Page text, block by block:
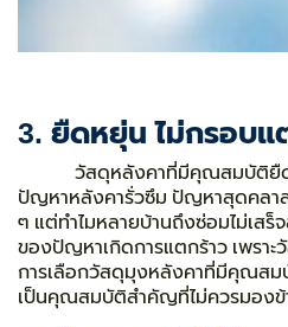
3. ยืดหยุ่น ไม่กรอบแ
วัสดุหลังคาที่มีคุณสมบัติยืดห
ปัญหาหลังคารั่วซึม ปัญหาสุดคลาส
ๆ แต่ทำไมหลายบ้านถึงซ่อมไม่เสร็
ของปัญหาเกิดการแตกร้าว เพรา
การเลือกวัสดุมุงหลังคาที่มีคุณส
เป็นคุณสมบัติสำคัญที่ไม่ควรมองข้